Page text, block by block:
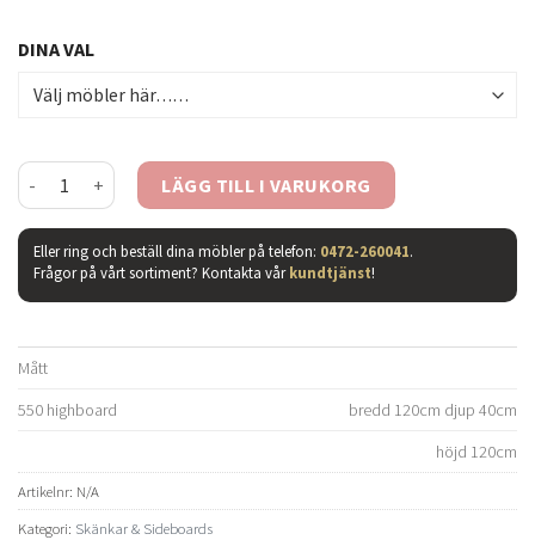
DINA VAL
Casö 550 highboard oljad ek mängd
LÄGG TILL I VARUKORG
Eller ring och beställ dina möbler på telefon: 0472-260041.
Frågor på vårt sortiment? Kontakta vårkundtjänst!
Mått
550 highboard
bredd 120cm djup 40cm
höjd 120cm
Artikelnr: N/A
Kategori: Skänkar & Sideboards